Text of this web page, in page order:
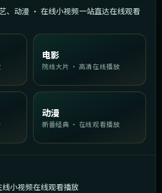
、动漫 · 在线小视频一站直达在线观看
电影
院线大片 · 高清在线播放
动漫
新番经典 · 在线观看播放
小视频在线观看播放